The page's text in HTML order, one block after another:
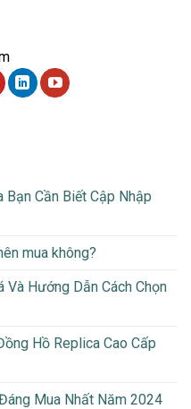
Cần Biết Cập Nhập
mua không?
Và Hướng Dẫn Cách Chọn
Hồ Replica Cao Cấp
Mua Nhất Năm 2024